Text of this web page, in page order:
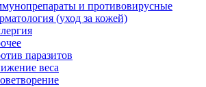
и противовирусные
(уход за кожей)
паразитов
веса